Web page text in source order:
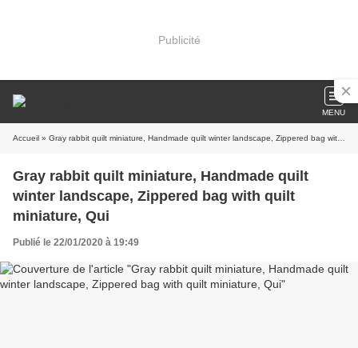
Publicité
MENU
Accueil » Gray rabbit quilt miniature, Handmade quilt winter landscape, Zippered bag with quilt miniature, Qui
Gray rabbit quilt miniature, Handmade quilt
winter landscape, Zippered bag with quilt
miniature, Qui
Publié le 22/01/2020 à 19:49